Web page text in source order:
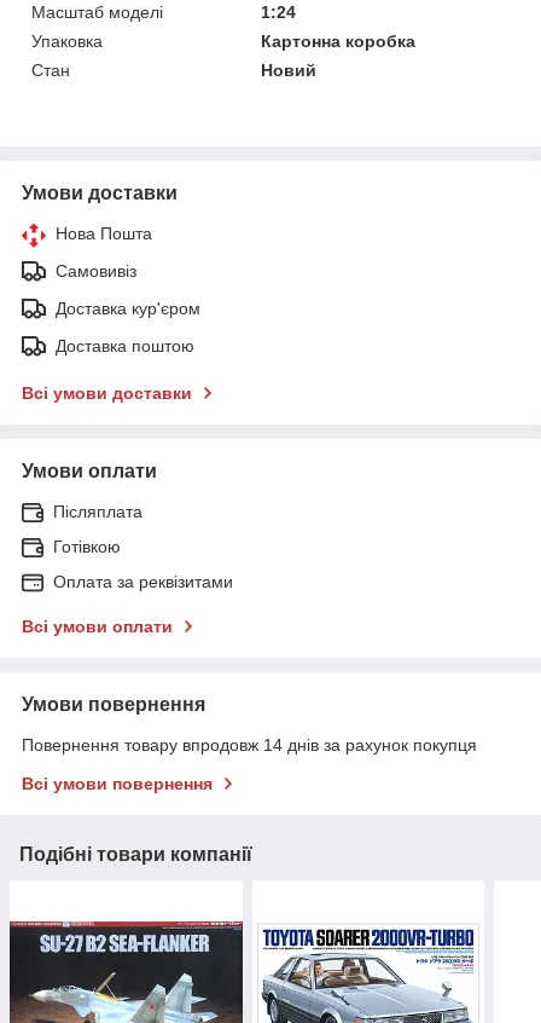
Масштаб моделі
1:24
Упаковка
Картонна коробка
Стан
Новий
Умови доставки
Нова Пошта
Самовивіз
Доставка кур'єром
Доставка поштою
Всі умови доставки
Умови оплати
Післяплата
Готівкою
Оплата за реквізитами
Всі умови оплати
Умови повернення
Повернення товару впродовж 14 днів за рахунок покупця
Всі умови повернення
Подібні товари компанії